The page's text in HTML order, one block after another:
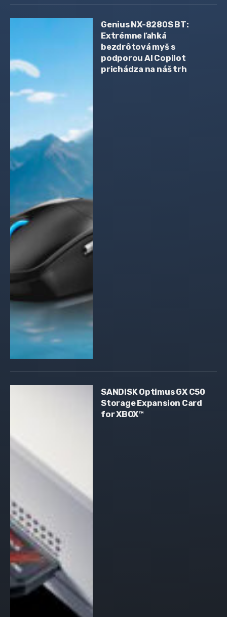
Genius NX-8280S BT:
Extrémne ľahká
bezdrôtová myš s
podporou AI Copilot
prichádza na náš trh
SANDISK Optimus GX C50
Storage Expansion Card
for XBOX™